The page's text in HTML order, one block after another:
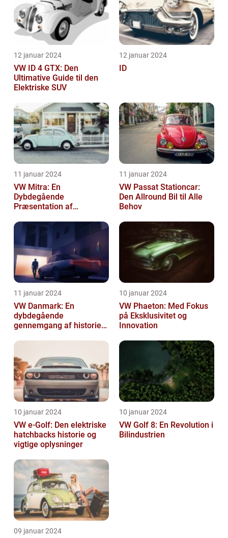
12 januar 2024
VW ID 4 GTX: Den
Ultimative Guide til den
Elektriske SUV
12 januar 2024
ID
11 januar 2024
VW Mitra: En
Dybdegående
Præsentation af
Familiebil
11 januar 2024
VW Passat Stationcar:
Den Allround Bil til Alle
Behov
11 januar 2024
VW Danmark: En
dybdegående
gennemgang af historien
10 januar 2024
VW Phaeton: Med Fokus
på Eksklusivitet og
Innovation
10 januar 2024
VW e-Golf: Den elektriske
hatchbacks historie og
vigtige oplysninger
10 januar 2024
VW Golf 8: En Revolution i
Bilindustrien
09 januar 2024